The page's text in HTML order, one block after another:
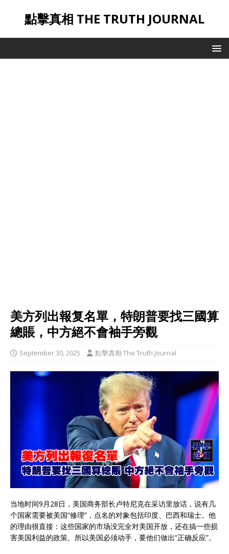
點擊真相 THE TRUTH JOURNAL
美方列出報复名單，特朗普要找三國算
總賬，中方絕不會袖手旁觀
September 30, 2025 點擊真相 The Truth Journal
当地时间9月28日，美国商务部长卢特尼克在采访里放话，说有几
个国家需要被美国“修理”，点名的对象包括印度、巴西和瑞士。他
的理由很直接：这些国家的市场没完全对美国开放，还在搞一些损
害美国利益的政策。所以美国必须动手，要他们做出“正确反应”。